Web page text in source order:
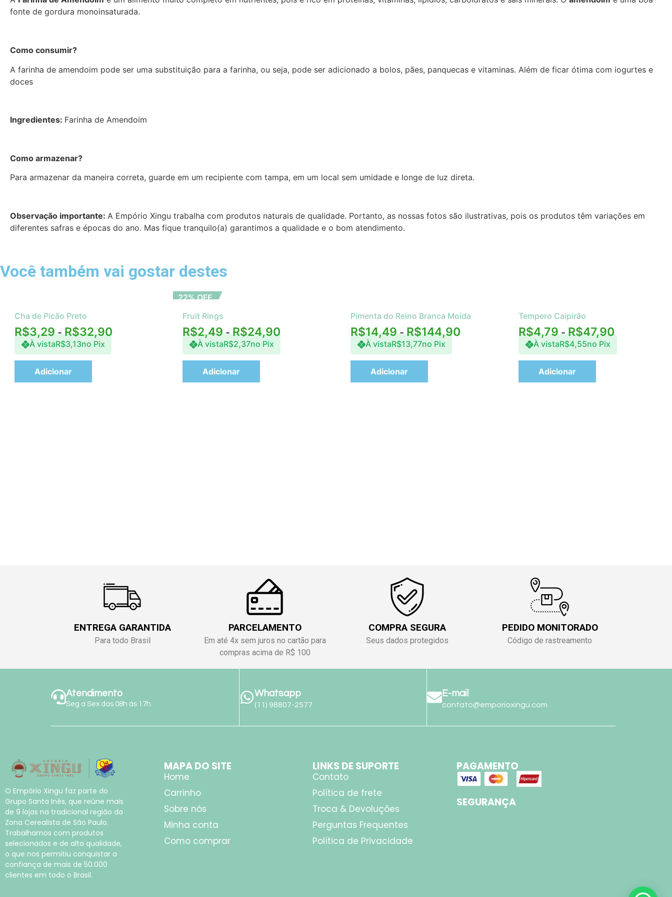
fonte de gordura monoinsaturada.
Como consumir?
A farinha de amendoim pode ser uma substituição para a farinha, ou seja, pode ser adicionado a bolos, pães, panquecas e vitaminas. Além de ficar ótima com iogurtes e
doces
Ingredientes: Farinha de Amendoim
Como armazenar?
Para armazenar da maneira correta, guarde em um recipiente com tampa, em um local sem umidade e longe de luz direta.
Observação importante: A Empório Xingu trabalha com produtos naturais de qualidade. Portanto, as nossas fotos são ilustrativas, pois os produtos têm variações em
diferentes safras e épocas do ano. Mas fique tranquilo(a) garantimos a qualidade e o bom atendimento.
Você também vai gostar destes
Cha de Picão Preto
R$3,29 - R$32,90
À vistaR$3,13no Pix
Adicionar
22% OFF
Fruit Rings
R$2,49 - R$24,90
À vistaR$2,37no Pix
Adicionar
Pimenta do Reino Branca Moída
R$14,49 - R$144,90
À vistaR$13,77no Pix
Adicionar
Tempero Caipirão
R$4,79 - R$47,90
À vistaR$4,55no Pix
Adicionar
ENTREGA GARANTIDA
Para todo Brasil
PARCELAMENTO
Em até 4x sem juros no cartão para
compras acima de R$ 100
COMPRA SEGURA
Seus dados protegidos
PEDIDO MONITORADO
Código de rastreamento
Atendimento
Seg a Sex das 08h às 17h
Whatsapp
(11) 98807-2577
E-mail
contato@emporioxingu.com
O Empório Xingu faz parte do
Grupo Santa Inês, que reúne mais
de 9 lojas na tradicional região da
Zona Cerealista de São Paulo.
Trabalhamos com produtos
selecionados e de alta qualidade,
o que nos permitiu conquistar a
confiança de mais de 50.000
clientes em todo o Brasil.
MAPA DO SITE
Home
Carrinho
Sobre nós
Minha conta
Como comprar
LINKS DE SUPORTE
Contato
Política de frete
Troca & Devoluções
Perguntas Frequentes
Política de Privacidade
PAGAMENTO
SEGURANÇA